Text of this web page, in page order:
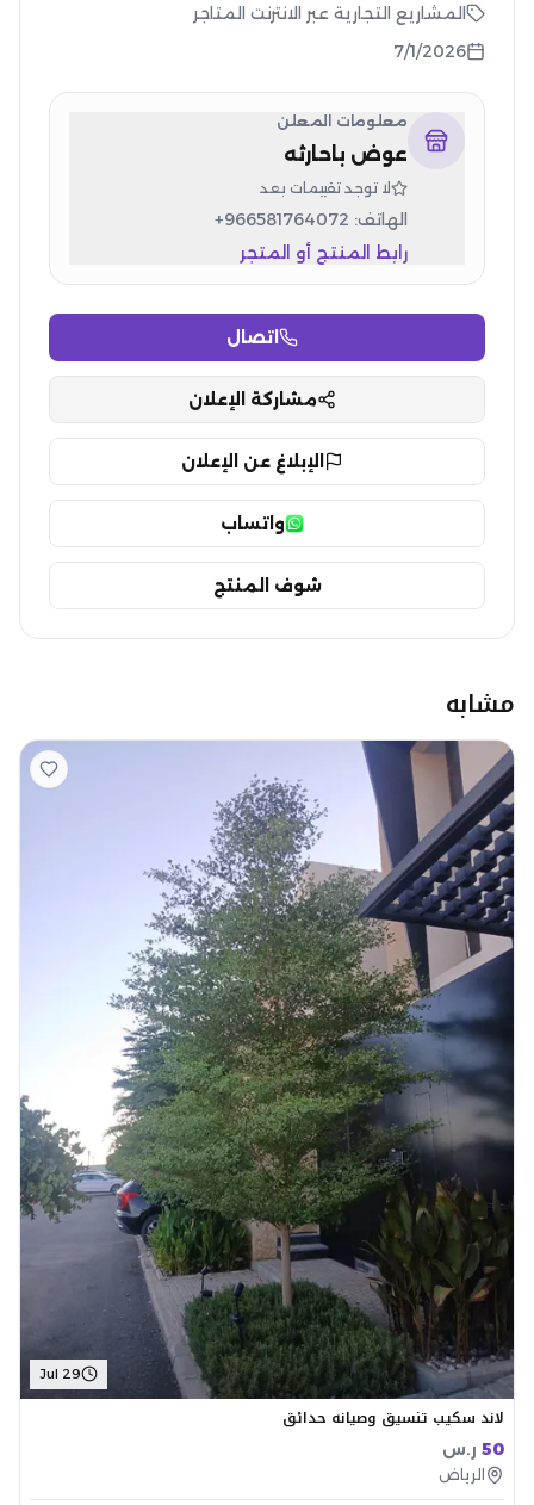
المشاريع التجارية عبر الانترنت المتاجر
7/1/2026
معلومات المعلن
عوض باحارثه
لا توجد تقييمات بعد
الهاتف: +966581764072
رابط المنتج أو المتجر
اتصال
مشاركة الإعلان
الإبلاغ عن الإعلان
واتساب
شوف المنتج
مشابه
Jul 29
لاند سكيب تنسيق وصيانه حدائق
50 ر.س
الرياض